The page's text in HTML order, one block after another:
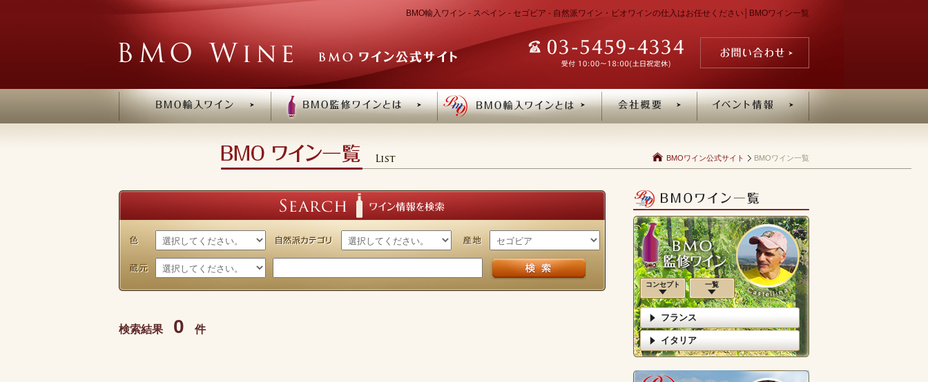
BMO輸入ワイン - スペイン - セゴビア - 自然派ワイン・ビオワインの仕入はお任せください│BMOワイン一覧
BMOワイン公式サイト BMOワイン一覧
検索結果 0 件
コンセプト 一覧
フランス
イタリア